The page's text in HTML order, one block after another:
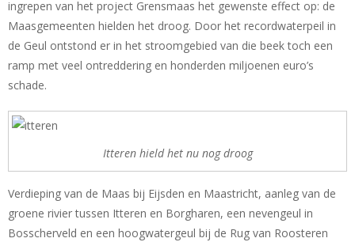
ingrepen van het project Grensmaas het gewenste effect op: de
Maasgemeenten hielden het droog. Door het recordwaterpeil in
de Geul ontstond er in het stroomgebied van die beek toch een
ramp met veel ontreddering en honderden miljoenen euro’s
schade.
Itteren hield het nu nog droog
Verdieping van de Maas bij Eijsden en Maastricht, aanleg van de
groene rivier tussen Itteren en Borgharen, een nevengeul in
Bosscherveld en een hoogwatergeul bij de Rug van Roosteren